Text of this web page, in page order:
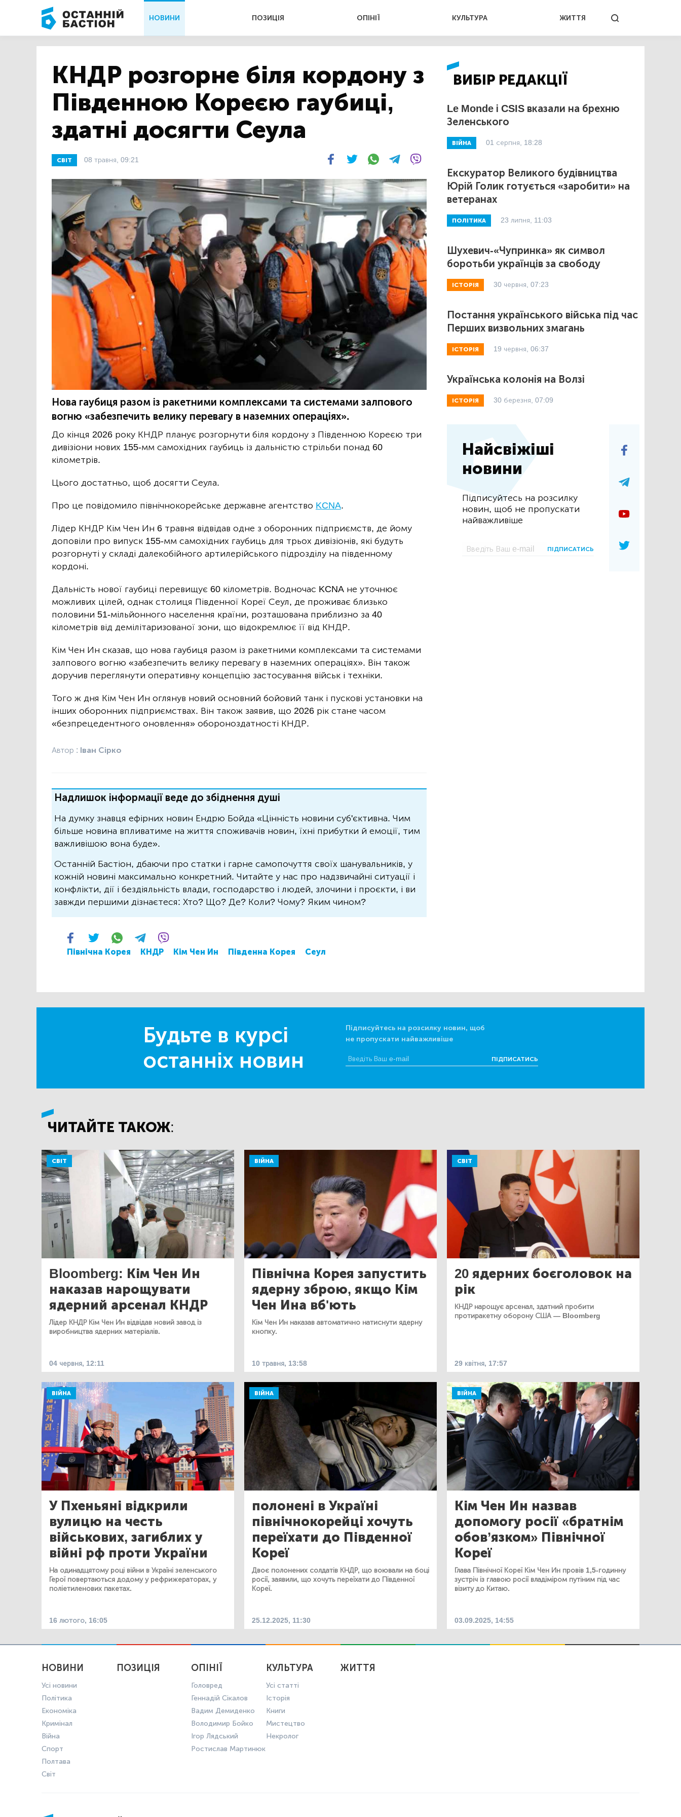
НОВИНИ ПОЗИЦІЯ ОПІНІЇ КУЛЬТУРА ЖИТТЯ
КНДР розгорне біля кордону з
Південною Кореєю гаубиці,
здатні досягти Сеула
СВІТ 08 травня, 09:21
Нова гаубиця разом із ракетними комплексами та системами залпового
вогню «забезпечить велику перевагу в наземних операціях».
До кінця 2026 року КНДР планує розгорнути біля кордону з Південною Кореєю три
дивізіони нових 155-мм самохідних гаубиць із дальністю стрільби понад 60
кілометрів.
Цього достатньо, щоб досягти Сеула.
Про це повідомило північнокорейське державне агентство KCNA.
Лідер КНДР Кім Чен Ин 6 травня відвідав одне з оборонних підприємств, де йому
доповіли про випуск 155-мм самохідних гаубиць для трьох дивізіонів, які будуть
розгорнуті у складі далекобійного артилерійського підрозділу на південному
кордоні.
Дальність нової гаубиці перевищує 60 кілометрів. Водночас KCNA не уточнює
можливих цілей, однак столиця Південної Кореї Сеул, де проживає близько
половини 51-мільйонного населення країни, розташована приблизно за 40
кілометрів від демілітаризованої зони, що відокремлює її від КНДР.
Кім Чен Ин сказав, що нова гаубиця разом із ракетними комплексами та системами
залпового вогню «забезпечить велику перевагу в наземних операціях». Він також
доручив переглянути оперативну концепцію застосування військ і техніки.
Того ж дня Кім Чен Ин оглянув новий основний бойовий танк і пускові установки на
інших оборонних підприємствах. Він також заявив, що 2026 рік стане часом
«безпрецедентного оновлення» обороноздатності КНДР.
Автор : Іван Сірко
Надлишок інформації веде до збіднення душі
На думку знавця ефірних новин Ендрю Бойда «Цінність новини суб'єктивна. Чим
більше новина впливатиме на життя споживачів новин, їхні прибутки й емоції, тим
важливішою вона буде».
Останній Бастіон, дбаючи про статки і гарне самопочуття своїх шанувальників, у
кожній новині максимально конкретний. Читайте у нас про надзвичайні ситуації і
конфлікти, дії і бездіяльність влади, господарство і людей, злочини і проєкти, і ви
завжди першими дізнаєтеся: Хто? Що? Де? Коли? Чому? Яким чином?
Північна Корея КНДР Кім Чен Ин Південна Корея Сеул
ВИБІР РЕДАКЦІЇ
Le Monde і CSIS вказали на брехню
Зеленського
ВІЙНА 01 серпня, 18:28
Екскуратор Великого будівництва
Юрій Голик готується «заробити» на
ветеранах
ПОЛІТИКА 23 липня, 11:03
Шухевич-«Чупринка» як символ
боротьби українців за свободу
ІСТОРІЯ 30 червня, 07:23
Постання українського війська під час
Перших визвольних змагань
ІСТОРІЯ 19 червня, 06:37
Українська колонія на Волзі
ІСТОРІЯ 30 березня, 07:09
Найсвіжіші
новини
Підписуйтесь на розсилку
новин, щоб не пропускати
найважливіше
ПІДПИСАТИСЬ
Будьте в курсі
останніх новин
Підписуйтесь на розсилку новин, щоб
не пропускати найважливіше
ПІДПИСАТИСЬ
ЧИТАЙТЕ ТАКОЖ:
СВІТ
Bloomberg: Кім Чен Ин
наказав нарощувати
ядерний арсенал КНДР
Лідер КНДР Кім Чен Ин відвідав новий завод із
виробництва ядерних матеріалів.
04 червня, 12:11
ВІЙНА
Північна Корея запустить
ядерну зброю, якщо Кім
Чен Ина вб'ють
Кім Чен Ин наказав автоматично натиснути ядерну
кнопку.
10 травня, 13:58
СВІТ
20 ядерних боєголовок на
рік
КНДР нарощує арсенал, здатний пробити
протиракетну оборону США — Bloomberg
29 квітня, 17:57
ВІЙНА
У Пхеньяні відкрили
вулицю на честь
військових, загиблих у
війні рф проти України
На одинадцятому році війни в Україні зеленського
Герої повертаються додому у рефрижераторах, у
поліетиленових пакетах.
16 лютого, 16:05
ВІЙНА
полонені в Україні
північнокорейці хочуть
переїхати до Південної
Кореї
Двоє полонених солдатів КНДР, що воювали на боці
росії, заявили, що хочуть переїхати до Південної
Кореї.
25.12.2025, 11:30
ВІЙНА
Кім Чен Ин назвав
допомогу росії «братнім
обов’язком» Північної
Кореї
Глава Північної Кореї Кім Чен Ин провів 1,5-годинну
зустріч із главою росії владіміром путіним під час
візиту до Китаю.
03.09.2025, 14:55
НОВИНИ
Усі новини
Політика
Економіка
Кримінал
Війна
Спорт
Полтава
Світ
ПОЗИЦІЯ ОПІНІЇ
Головред
Геннадій Сікалов
Вадим Демиденко
Володимир Бойко
Ігор Лядський
Ростислав Мартинюк
КУЛЬТУРА
Усі статті
Історія
Книги
Мистецтво
Некролог
ЖИТТЯ